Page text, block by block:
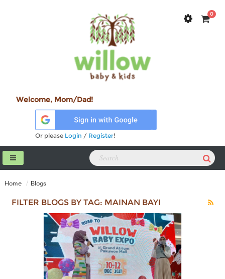
0
Welcome, Mom/Dad!
Or please Login / Register!
Home Blogs
FILTER BLOGS BY TAG: MAINAN BAYI